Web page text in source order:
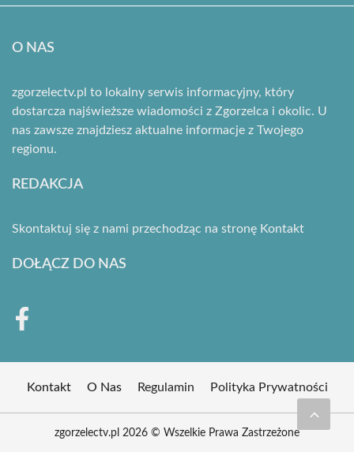
O NAS
zgorzelectv.pl to lokalny serwis informacyjny, który
dostarcza najświeższe wiadomości z Zgorzelca i okolic. U
nas zawsze znajdziesz aktualne informacje z Twojego
regionu.
REDAKCJA
Skontaktuj się z nami przechodząc na stronę Kontakt
DOŁĄCZ DO NAS
Kontakt O Nas Regulamin Polityka Prywatności
zgorzelectv.pl 2026 © Wszelkie Prawa Zastrzeżone